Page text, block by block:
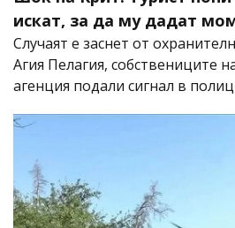
искат, за да му дадат
Случаят е заснет от
Агия Пелагия, собствениците
агенция подали сигнал в